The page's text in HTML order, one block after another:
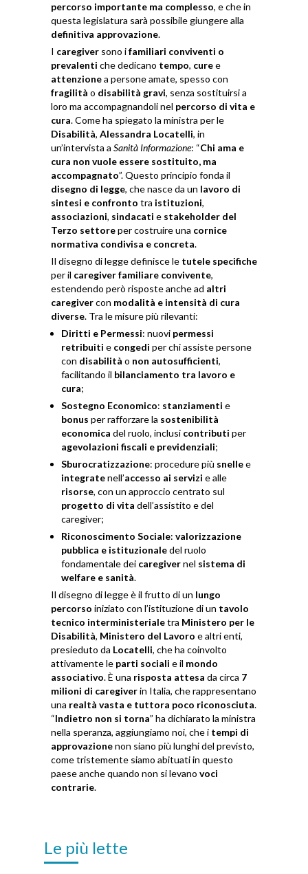
percorso importante ma complesso, e che in
questa legislatura sarà possibile giungere alla
definitiva approvazione.
I caregiver sono ifamiliari conviventi o
prevalenti che dedicano tempo, curee
attenzionea persone amate, spesso con
fragilità o disabilità gravi, senza sostituirsi a
loro ma accompagnandoli nel percorso di vita e
cura. Come ha spiegato la ministra per le
Disabilità, Alessandra Locatelli, in
un’intervista a Sanità Informazione: “Chi ama e
cura non vuole essere sostituito, ma
accompagnato”. Questo principio fonda il
disegno di legge, che nasce da un lavoro di
sintesi e confronto tra istituzioni,
associazioni, sindacati e stakeholder del
Terzo settoreper costruire una cornice
normativa condivisa e concreta.
Il disegno di legge definisce le tutele specifiche
per il caregiver familiare convivente,
estendendo però risposte anche ad altri
caregivercon modalità e intensità di cura
diverse. Tra le misure più rilevanti:
Diritti e Permessi: nuovi permessi
retribuiti e congedi per chi assiste persone
con disabilità o non autosufficienti,
facilitando il bilanciamento tra lavoro e
cura;
Sostegno Economico: stanziamenti e
bonus per rafforzare la sostenibilità
economica del ruolo, inclusi contributi per
agevolazioni fiscali e previdenziali;
Sburocratizzazione: procedure più snellee
integratenell’accesso ai servizi e alle
risorse, con un approccio centrato sul
progetto di vita dell’assistito e del
caregiver;
Riconoscimento Sociale: valorizzazione
pubblica e istituzionaledel ruolo
fondamentale dei caregivernel sistema di
welfare e sanità.
Il disegno di legge è il frutto di un lungo
percorso iniziato con l’istituzione di un tavolo
tecnico interministerialetra Ministero per le
Disabilità, Ministero del Lavoro e altri enti,
presieduto da Locatelli, che ha coinvolto
attivamente le parti sociali e il mondo
associativo. È una risposta attesa da circa 7
milioni di caregiverin Italia, che rappresentano
una realtà vasta e tuttora poco riconosciuta.
“Indietro non si torna” ha dichiarato la ministra
nella speranza, aggiungiamo noi, che i tempi di
approvazionenon siano più lunghi del previsto,
come tristemente siamo abituati in questo
paese anche quando non si levano voci
contrarie.
Le più lette